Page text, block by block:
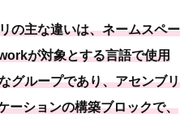
の主な違いは、ネームスペー
が対象とする言語で使用
グループであり、アセンブリ
ーションの構築ブロックで、